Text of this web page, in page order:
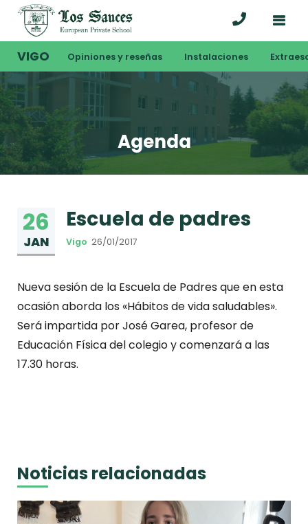
VIGO Opiniones y reseñas Instalaciones
Agenda
26
JAN
Escuela de padres
Vigo 26/01/2017
Nueva sesión de la Escuela de Padres que en esta
ocasión aborda los «Hábitos de vida saludables».
Será impartida por José Garea, profesor de
Educación Física del colegio y comenzará a las
17.30 horas.
Noticias relacionadas